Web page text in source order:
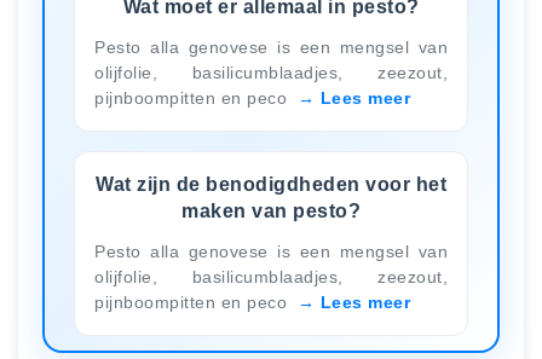
Wat moet er allemaal in pesto?
Pesto alla genovese is een mengsel van
olijfolie, basilicumblaadjes, zeezout,
pijnboompitten en peco
Lees meer
Wat zijn de benodigdheden voor het
maken van pesto?
Pesto alla genovese is een mengsel van
olijfolie, basilicumblaadjes, zeezout,
pijnboompitten en peco
Lees meer